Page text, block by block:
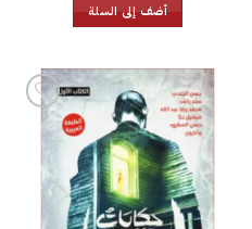
أضف إلى السلة
إضافة
قائمة
الرغبات